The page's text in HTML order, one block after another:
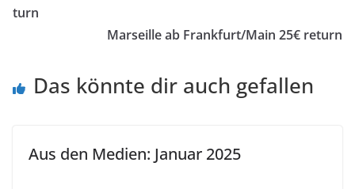
turn
Marseille ab Frankfurt/Main 25€ return
Das könnte dir auch gefallen
Aus den Medien: Januar 2025